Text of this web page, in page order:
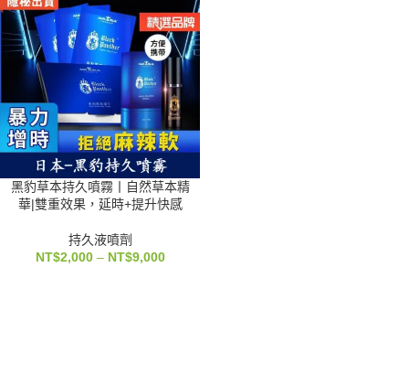
黑豹草本持久噴霧丨自然草本精
華|雙重效果，延時+提升快感
持久液噴劑
NT$2,000 – NT$9,000